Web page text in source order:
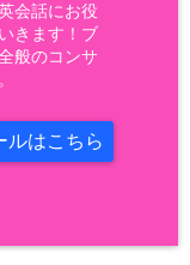
会話にお役
きます！ブ
般のコンサ
はこちら